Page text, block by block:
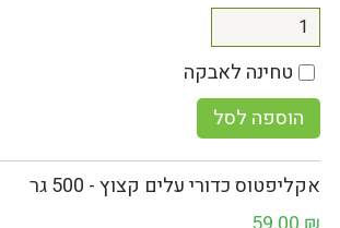
טחינה לאבקה
הוספה לסל
אקליפטוס כדורי עלים קצוץ - 500 גר